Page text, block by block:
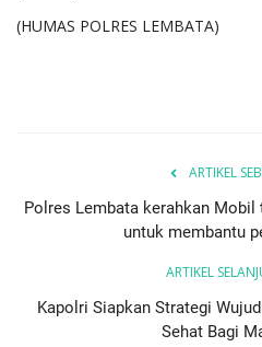
(HUMAS POLRES LEMBATA)
ARTIKEL
Polres Lembata kerahkan Mobil
untuk membantu
ARTIKEL
Kapolri Siapkan Strategi
Sehat Bagi